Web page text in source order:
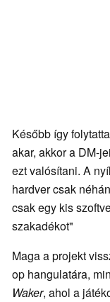
Később így
akar, akkor a DM-
ezt valósítani. A
hardver csak
csak egy kis
szakadékot"
Maga a projekt
op hangulatára,
Waker, ahol a